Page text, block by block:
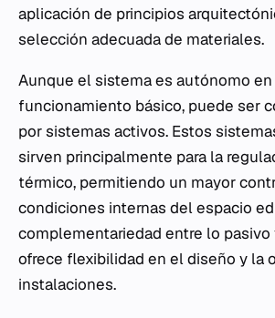
aplicación de principios
selección adecuada de materiales.
Aunque el sistema es autónomo en
funcionamiento básico, puede ser
por sistemas activos. Estos
sirven principalmente para la
térmico, permitiendo un mayor
condiciones internas del espacio
complementariedad entre lo pasivo
ofrece flexibilidad en el diseño y la
instalaciones.